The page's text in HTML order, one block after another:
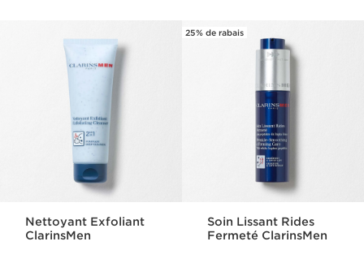
ALLER AU CONTENU
Nettoyant Exfoliant
ClarinsMen
25% de rabais
Soin Lissant Rides
Fermeté ClarinsMen